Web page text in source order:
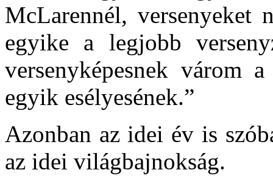
McLarennél, versenyeket
egyike a legjobb
versenyképesnek várom
egyik esélyesének.”
Azonban az idei év is
az idei világbajnokság.